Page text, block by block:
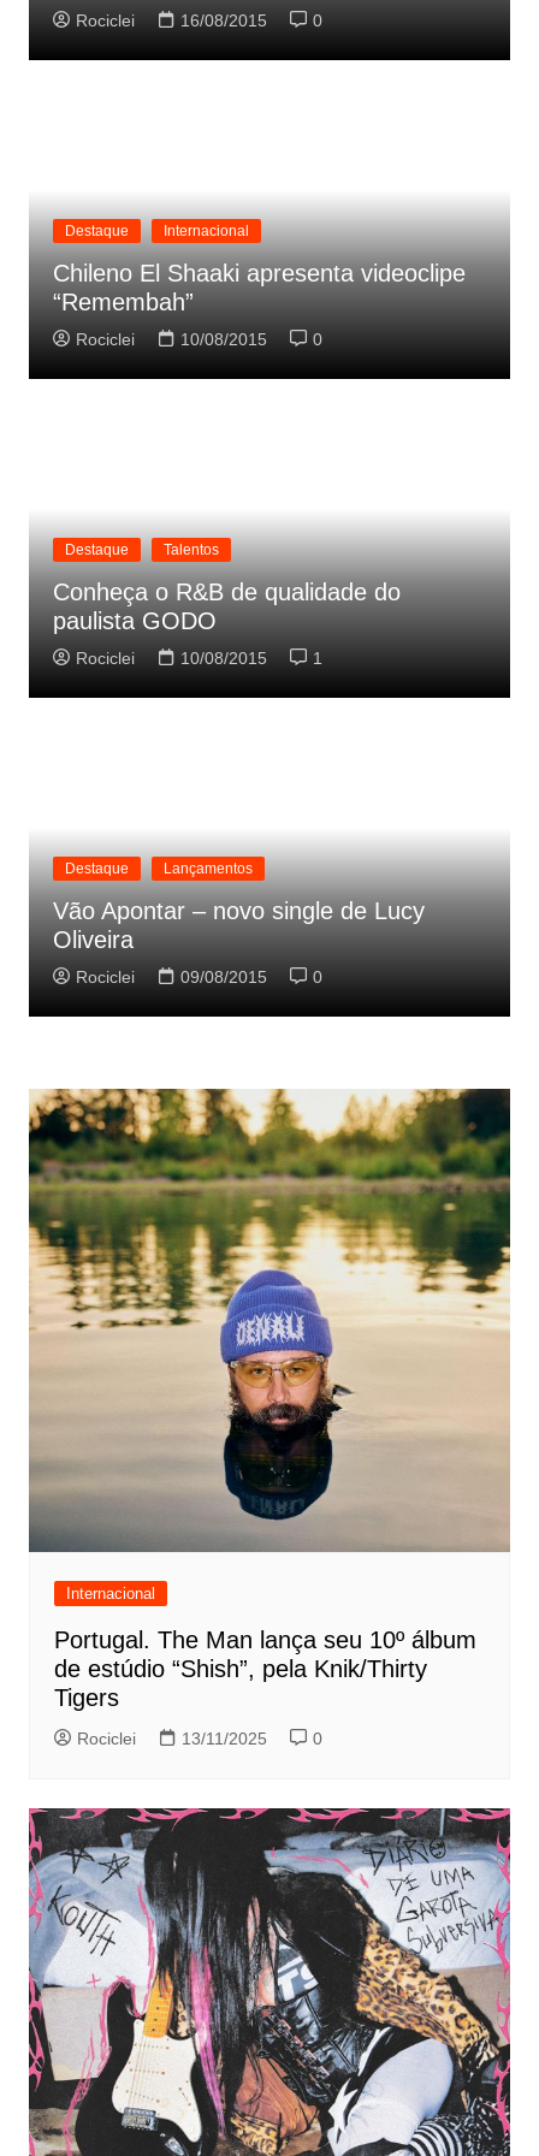
Rociclei 16/08/2015 0
Destaque Internacional
Chileno El Shaaki apresenta videoclipe
“Remembah”
Rociclei 10/08/2015 0
Destaque Talentos
Conheça o R&B de qualidade do
paulista GODO
Rociclei 10/08/2015 1
Destaque Lançamentos
Vão Apontar – novo single de Lucy
Oliveira
Rociclei 09/08/2015 0
Internacional
Portugal. The Man lança seu 10º álbum
de estúdio “Shish”, pela Knik/Thirty
Tigers
Rociclei 13/11/2025 0